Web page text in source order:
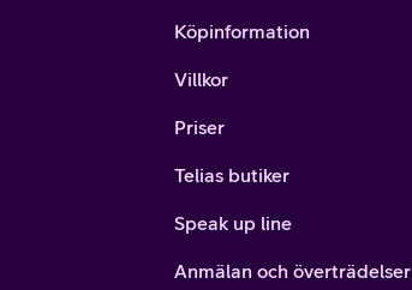
Köpinformation
Villkor
Priser
Telias butiker
Speak up line
Anmälan och överträdelser